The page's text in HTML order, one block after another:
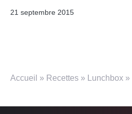
21 septembre 2015
Accueil » Recettes » Lunchbox »